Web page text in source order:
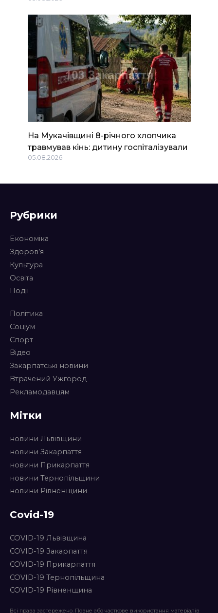
На Мукачівщині 8-річного хлопчика
травмував кінь: дитину госпіталізували
05.08.2026
Рубрики
Економіка
Здоров’я
Культура
Освіта
Події
Політика
Соціум
Спорт
Відео
Закарпатські новини
Втрачений Ужгород
Рекламодавцям
Мітки
новини Львівщини
новини Закарпаття
новини Прикарпаття
новини Тернопільщини
новини Рівненщини
Covid-19
COVID-19 Львівщина
COVID-19 Закарпаття
COVID-19 Прикарпаття
COVID-19 Тернопільщина
COVID-19 Рівненщина
Всі права застережено. Повне або часткове використання матеріалів